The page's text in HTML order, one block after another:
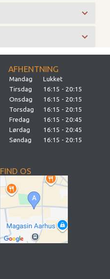
expand_more
expand_more
AFHENTNING
Mandag
Lukket
Tirsdag
16:15 - 20:15
Onsdag
16:15 - 20:15
Torsdag
16:15 - 20:15
Fredag
16:15 - 20:45
Lørdag
16:15 - 20:45
Søndag
16:15 - 20:15
FIND OS